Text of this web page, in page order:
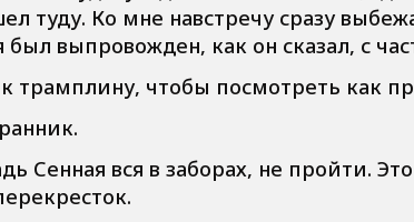
туду. Ко мне навстречу сразу
был выпровожден, как он сказал, с
трамплину, чтобы посмотреть как
Сенная вся в заборах, не пройти.